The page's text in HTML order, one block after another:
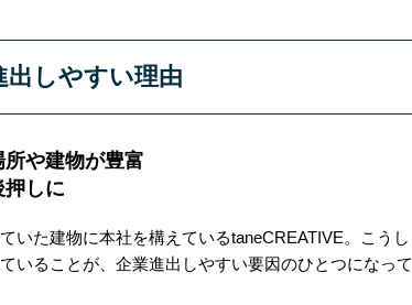
しやすい理由
や建物が豊富
しに
いた建物に本社を構えているtaneCREATIVE。こうし
いることが、企業進出しやすい要因のひとつになって